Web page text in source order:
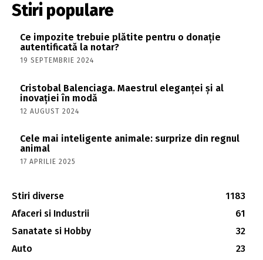
Stiri populare
Ce impozite trebuie plătite pentru o donație
autentificată la notar?
19 SEPTEMBRIE 2024
Cristobal Balenciaga. Maestrul eleganței și al
inovației în modă
12 AUGUST 2024
Cele mai inteligente animale: surprize din regnul
animal
17 APRILIE 2025
Stiri diverse
1183
Afaceri si Industrii
61
Sanatate si Hobby
32
Auto
23